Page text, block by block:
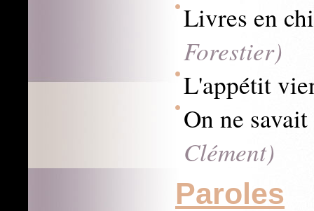
Livres en
Forestier)
L'appétit
On ne savait
Clément)
Paroles